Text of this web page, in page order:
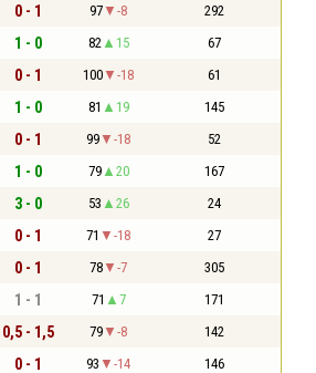
0 - 1 97 -8 292
1 - 0 82 15 67
0 - 1 100 -18 61
1 - 0 81 19 145
0 - 1 99 -18 52
1 - 0 79 20 167
3 - 0 53 26 24
0 - 1 71 -18 27
0 - 1 78 -7 305
1 - 1 71 7 171
0,5 - 1,5 79 -8 142
0 - 1 93 -14 146